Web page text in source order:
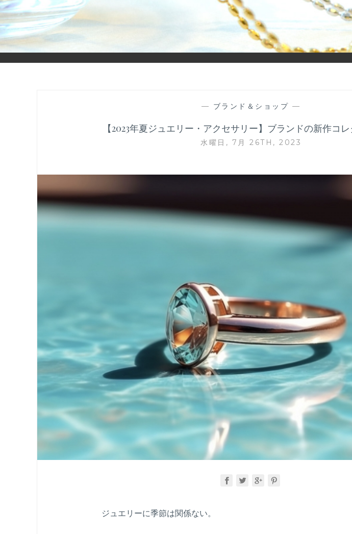
「ヒカリモノガタリ」は、ジュエリー・アクセサリーを愛し、コーディネイトを楽しむ大人世代の
— ブランド＆ショップ —
【2023年夏ジュエリー・アクセサリー】ブランドの新作コ
水曜日, 7月 26TH, 2023
ジュエリーに季節は関係ない。